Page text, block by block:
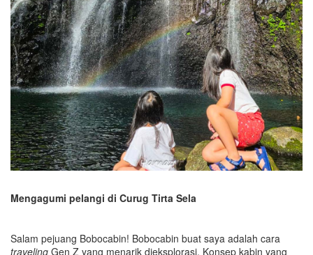
Mengagumi pelangi di Curug Tirta Sela
Salam pejuang Bobocabin! Bobocabin buat saya adalah cara
traveling Gen Z yang menarik dieksplorasi. Konsep kabin yang